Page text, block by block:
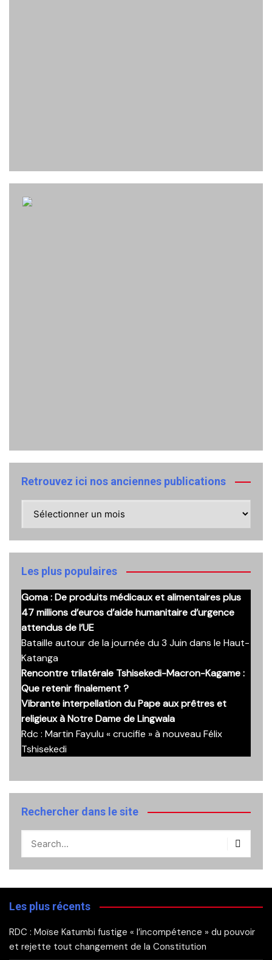
Retrouvez ici nos anciennes publications
anciennes
publications
Les plus populaires
Goma : De produits médicaux et alimentaires plus
47 millions d’euros d’aide humanitaire d’urgence
attendus de l’UE
Bataille autour de la journée du 3 Juin dans le Haut-
Katanga
Rencontre trilatérale Tshisekedi-Macron-Kagame :
Que retenir finalement ?
Vibrante interpellation du Pape aux prêtres et
religieux à Notre Dame de Lingwala
Rdc : Martin Fayulu « crucifie » à nouveau Félix
Tshisekedi
Rechercher dans le site
Les plus récents
RDC : Moïse Katumbi fustige « l’incompétence » du pouvoir
et rejette tout changement de la Constitution